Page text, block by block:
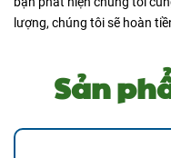
lượng, chúng tôi sẽ hoàn
Sản